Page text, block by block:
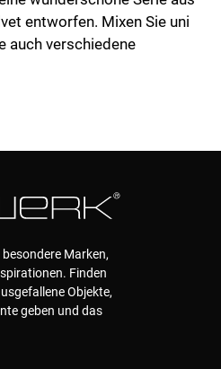
entworfen. Mixen Sie uni
auch verschiedene
Marken,
Finden
Objekte,
geben und das